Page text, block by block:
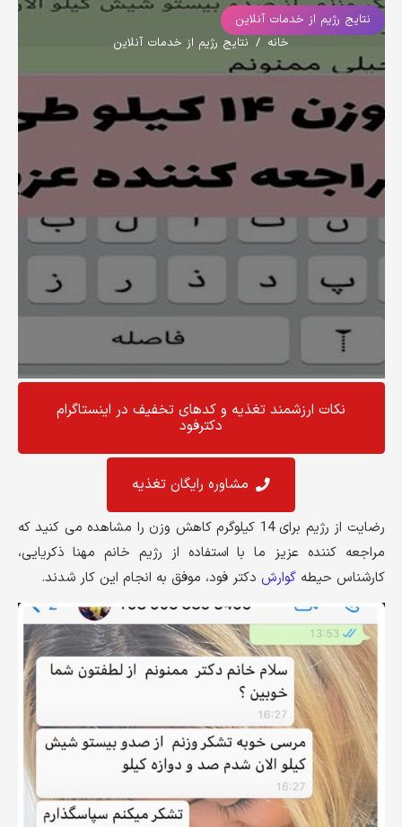
نتایج رژیم از خدمات آنلاین
خانه / نتایج رژیم از خدمات آنلاین
نکات ارزشمند تغذیه و کد‌های تخفیف در اینستاگرام
دکترفود
مشاوره رایگان تغذیه
رضایت از رژیم برای 14 کیلوگرم کاهش وزن را مشاهده می کنید که
مراجعه کننده عزیز ما با استفاده از رژیم خانم مهنا ذکریایی،
کارشناس حیطهگوارش دکتر فود، موفق به انجام این کار شدند.